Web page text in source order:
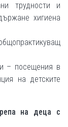
трудности и
хигиена
– посещения в
на детските
на деца с